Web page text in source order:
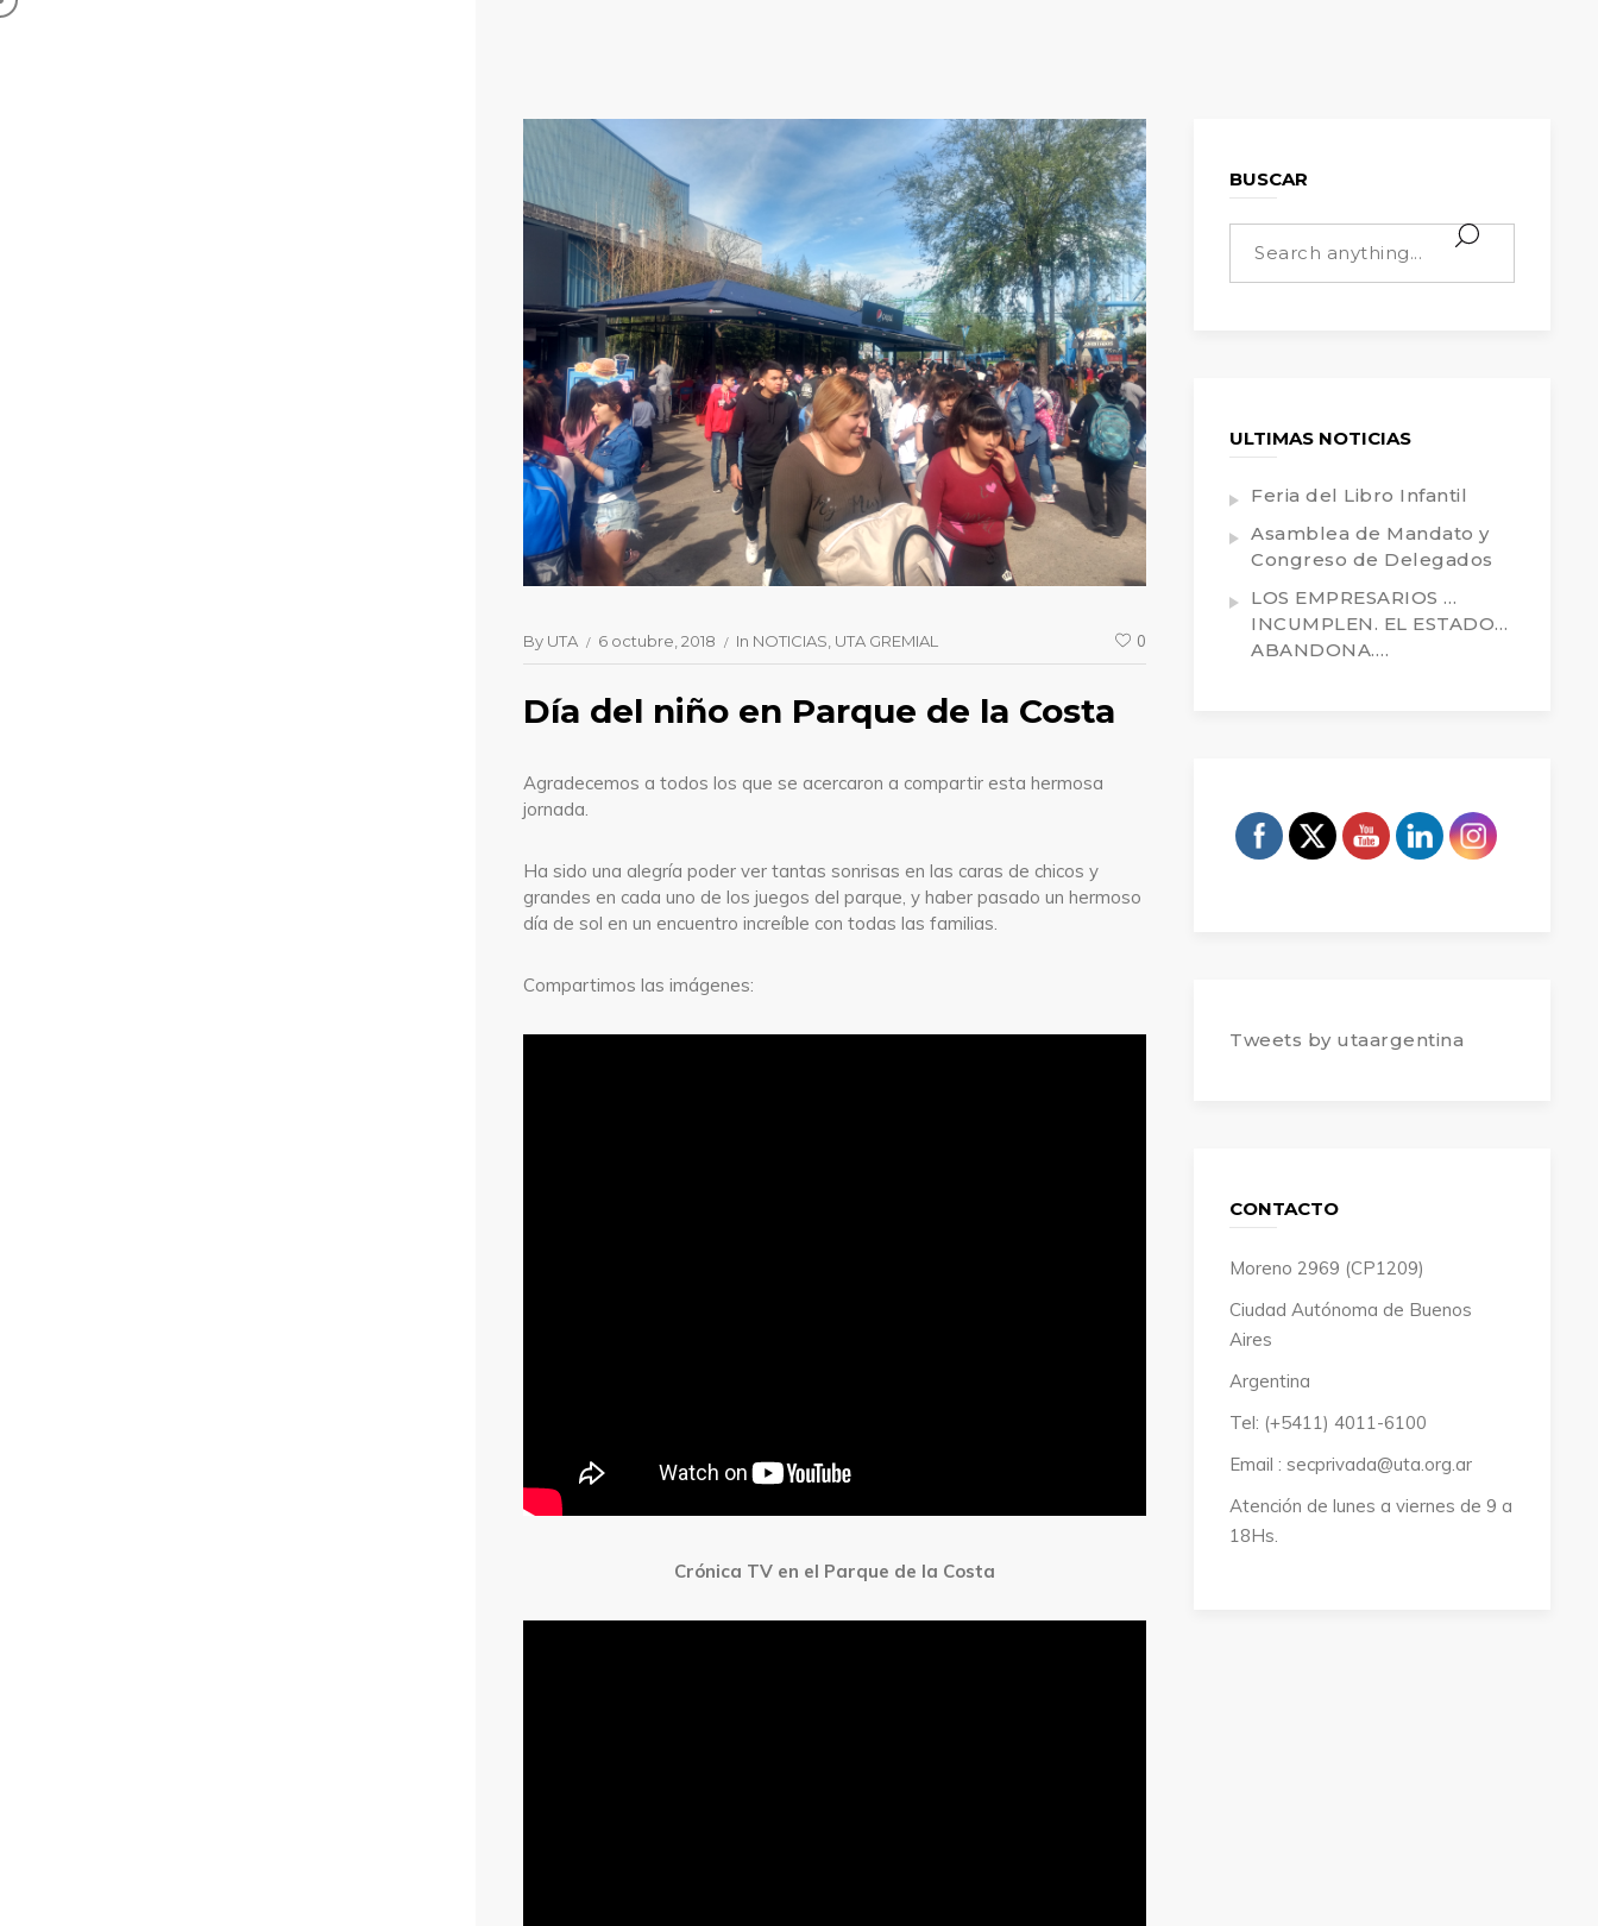
By UTA 6 octubre, 2018 In NOTICIAS UTA GREMIAL 0
Día del niño en Parque de la Costa
Agradecemos a todos los que se acercaron a compartir esta hermosa
jornada.
Ha sido una alegría poder ver tantas sonrisas en las caras de chicos y
grandes en cada uno de los juegos del parque, y haber pasado un hermoso
día de sol en un encuentro increíble con todas las familias.
Compartimos las imágenes:
Crónica TV en el Parque de la Costa
BUSCAR
ULTIMAS NOTICIAS
Feria del Libro Infantil
Asamblea de Mandato y
Congreso de Delegados
LOS EMPRESARIOS …
INCUMPLEN. EL ESTADO…
ABANDONA….
Tweets by utaargentina
CONTACTO
Moreno 2969 (CP1209)
Ciudad Autónoma de Buenos
Aires
Argentina
Tel: (+5411) 4011-6100
Email : secprivada@uta.org.ar
Atención de lunes a viernes de 9 a
18Hs.